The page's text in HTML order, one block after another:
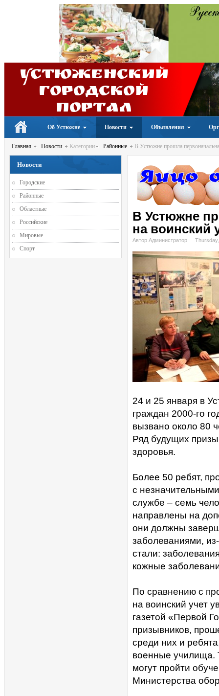
Устюженский
Городской
портал
Об Устюжне Новости Объявления
Главная Новости Категории Районные В Устюжне прошла
В Устюжне
на воинский
Автор Администратор
24 и 25 января в
граждан 2000-го
вызвано около 80
Ряд будущих
здоровья.
Более 50 ребят,
с
службе – семь
направлены на
они должны
заболеваниями,
стали:
кожные
По сравнению с
на воинский учет
газетой «Первой
призывников,
среди них и
военные училища.
могут пройти
Министерства
Новости
Городские
Районные
Областные
Российские
Мировые
Спорт